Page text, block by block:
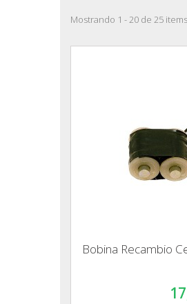
Mostrando 1 - 20 de 25 items
Bobina Recambio